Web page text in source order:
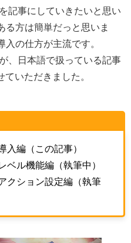
記事にしていきたいと思い
る方は簡単だっと思いま
の仕方が主流です。
、日本語で扱っている記事
いただきました。
編（この記事）
ル機能編（執筆中）
クション設定編（執筆